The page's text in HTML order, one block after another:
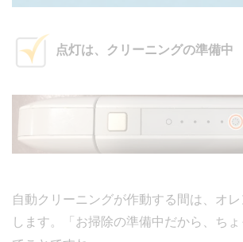
点灯は、クリーニングの準備中
自動クリーニングが作動する間は、オ
します。「お掃除の準備中だから、ち